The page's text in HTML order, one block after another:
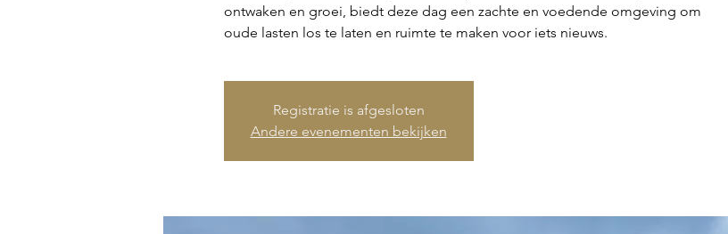
ontwaken en groei, biedt deze dag een zachte en voedende omgeving om
oude lasten los te laten en ruimte te maken voor iets nieuws.
Registratie is afgesloten
Andere evenementen bekijken